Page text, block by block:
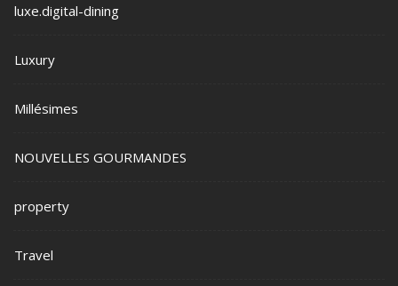
luxe.digital-dining
Luxury
Millésimes
NOUVELLES GOURMANDES
property
Travel